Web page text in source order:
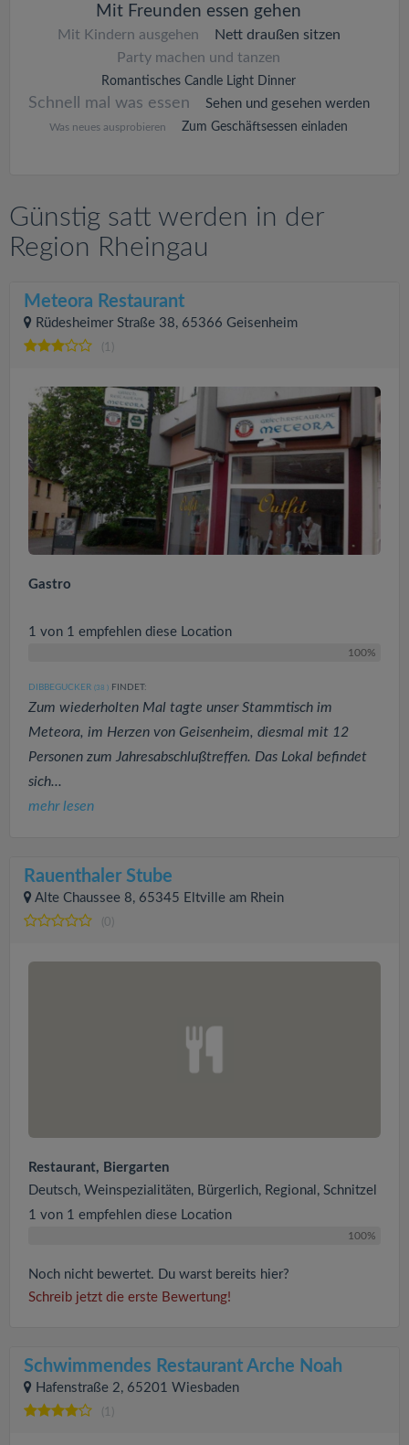
Mit Freunden essen gehen
Mit Kindern ausgehen
Nett draußen sitzen
Party machen und tanzen
Romantisches Candle Light Dinner
Schnell mal was essen Sehen und gesehen werden
Was neues ausprobieren Zum Geschäftsessen einladen
Günstig satt werden in der
Region Rheingau
Meteora Restaurant
Rüdesheimer Straße 38, 65366 Geisenheim
(1)
Gastro
1 von 1 empfehlen diese Location
100%
DIBBEGUCKER (38 ) FINDET:
Zum wiederholten Mal tagte unser Stammtisch im
Meteora, im Herzen von Geisenheim, diesmal mit 12
Personen zum Jahresabschlußtreffen. Das Lokal befindet
sich...
mehr lesen
Rauenthaler Stube
Alte Chaussee 8, 65345 Eltville am Rhein
(0)
Restaurant, Biergarten
Deutsch, Weinspezialitäten, Bürgerlich, Regional, Schnitzel
1 von 1 empfehlen diese Location
100%
Noch nicht bewertet. Du warst bereits hier?
Schreib jetzt die erste Bewertung!
Schwimmendes Restaurant Arche Noah
Hafenstraße 2, 65201 Wiesbaden
(1)